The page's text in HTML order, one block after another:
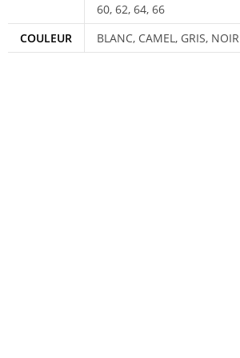
60, 62, 64, 66
COULEUR
BLANC, CAMEL, GRIS, NOIR